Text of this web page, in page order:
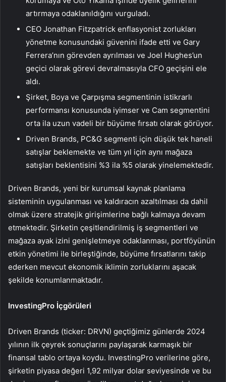
artırmaya odaklanıldığını vurguladı.
CEO Jonathan Fitzpatrick enflasyonist zorlukları
yönetme konusundaki güvenini ifade etti ve Gary
Ferrera’nın görevden ayrılması ve Joel Hughes’un
geçici olarak görevi devralmasıyla CFO geçişini ele
aldı.
Şirket, Boya ve Çarpışma segmentinin istikrarlı
performansı konusunda iyimser ve Cam segmentini
orta ila uzun vadeli bir büyüme fırsatı olarak görüyor.
Driven Brands, PC&G segmenti için düşük tek haneli
satışlar beklemekte ve tüm yıl için aynı mağaza
satışları beklentisini %3 ila %5 olarak yinelemektedir.
Driven Brands, yeni bir kurumsal kaynak planlama
sisteminin uygulanması ve kaldıracın azaltılması da dahil
olmak üzere stratejik girişimlerine bağlı kalmaya devam
etmektedir. Şirketin çeşitlendirilmiş iş segmentleri ve
mağaza ayak izini genişletmeye odaklanması, portföyünün
etkin yönetimi ile birleştiğinde, büyüme fırsatlarını takip
ederken mevcut ekonomik iklimin zorluklarını aşacak
şekilde konumlanmaktadır.
InvestingPro İçgörüleri
Driven Brands (ticker: DRVN) geçtiğimiz günlerde 2024
yılının ilk çeyrek sonuçlarını paylaşarak karmaşık bir
finansal tablo ortaya koydu. InvestingPro verilerine göre,
şirketin piyasa değeri 1,92 milyar dolar seviyesinde ve bu